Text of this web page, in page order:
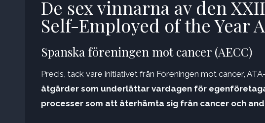
De sex vinnarna av den
Self-Employed of the Year
Spanska föreningen mot cancer (AECC)
Precis, tack vare initiativet från Föreningen mot cancer,
åtgärder som underlättar vardagen för
processer som att återhämta sig från cancer och